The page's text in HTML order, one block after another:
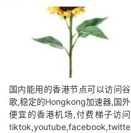
国内能用的香港节点可以访问谷
歌,稳定的Hongkong加速器,国外
便宜的香港机场,付费梯子访问
tiktok,youtube,facebook,twitte